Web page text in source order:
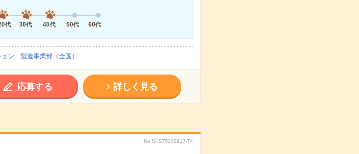
代
30代 40代 50代 60代
ン 製造事業部（全国）
応募する 詳しく見る
No.SKST5200917-T4